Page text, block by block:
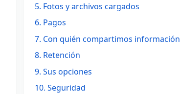
5. Fotos y archivos cargados
6. Pagos
7. Con quién compartimos información
8. Retención
9. Sus opciones
10. Seguridad